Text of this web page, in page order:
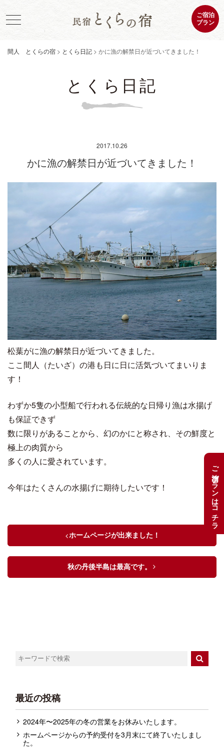
間人 とくらの宿
ご宿泊
プラン
ご宿泊プランはコチラ
間人 とくらの宿 > とくら日記 > かに漁の解禁日が近づいてきました！
とくら日記
2017.10.26
かに漁の解禁日が近づいてきました！
松葉がに漁の解禁日が近づいてきました。
ここ間人（たいざ）の港も日に日に活気づいてまいりま
す！
わずか5隻の小型船で行われる伝統的な日帰り漁は水揚げ
も保証できず
数に限りがあることから、幻のかにと称され、その鮮度と
極上の肉質から
多くの人に愛されています。
今年はたくさんの水揚げに期待したいです！
ホームページが出来ました！
秋の丹後半島は最高です。
最近の投稿
2024年〜2025年の冬の営業をお休みいたします。
ホームページからの予約受付を3月末にて終了いたしまし
た。